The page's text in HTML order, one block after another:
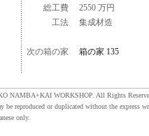
総工費
2550 万円
工法
集成材造
次の箱の家 箱の家 135
NAMBA+KAI WORKSHOP. All Rights
be reproduced or duplicated without the express
only.